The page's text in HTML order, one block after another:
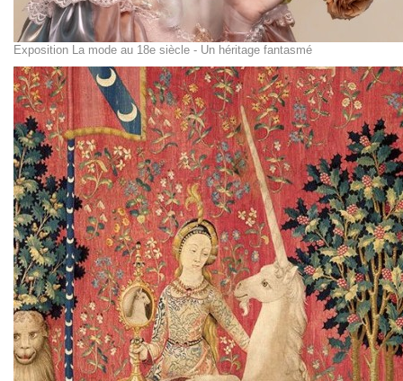
Exposition La mode au 18e siècle - Un héritage fantasmé